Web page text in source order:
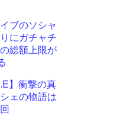
ブのソシャ
にガチャチ
総額上限が
】衝撃の真
ェの物語は